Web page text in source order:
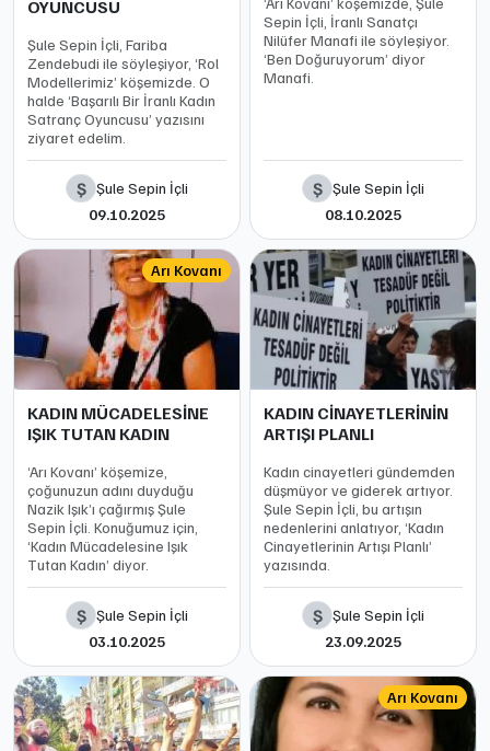
OYUNCUSU
Şule Sepin İçli, Fariba
Zendebudi ile söyleşiyor, ‘Rol
Modellerimiz’ köşemizde. O
halde ‘Başarılı Bir İranlı Kadın
Satranç Oyuncusu’ yazısını
ziyaret edelim.
Ş Şule Sepin İçli
09.10.2025
Sepin İçli, İranlı Sanatçı
Nilüfer Manafi ile söyleşiyor.
‘Ben Doğuruyorum’ diyor
Manafi.
Ş Şule Sepin İçli
08.10.2025
Arı Kovanı
KADIN MÜCADELESİNE
IŞIK TUTAN KADIN
‘Arı Kovanı’ köşemize,
çoğunuzun adını duyduğu
Nazik Işık’ı çağırmış Şule
Sepin İçli. Konuğumuz için,
‘Kadın Mücadelesine Işık
Tutan Kadın’ diyor.
Ş Şule Sepin İçli
03.10.2025
KADIN CİNAYETLERİNİN
ARTIŞI PLANLI
Kadın cinayetleri gündemden
düşmüyor ve giderek artıyor.
Şule Sepin İçli, bu artışın
nedenlerini anlatıyor, ‘Kadın
Cinayetlerinin Artışı Planlı’
yazısında.
Ş Şule Sepin İçli
23.09.2025
Arı Kovanı